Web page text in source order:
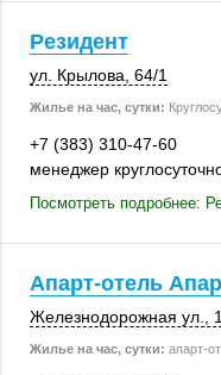
Резидент
ул. Крылова 64/1
Жилье на час, сутки:
+7 (383) 310-47-60
менеджер
Посмотреть подробнее:
Апарт-отель
Железнодорожная ул.
Жилье на час, сутки: апарт-